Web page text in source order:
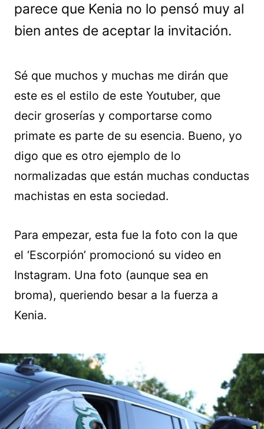
parece que Kenia no lo pensó muy al
bien antes de aceptar la invitación.
Sé que muchos y muchas me dirán que
este es el estilo de este Youtuber, que
decir groserías y comportarse como
primate es parte de su esencia. Bueno, yo
digo que es otro ejemplo de lo
normalizadas que están muchas conductas
machistas en esta sociedad.
Para empezar, esta fue la foto con la que
el ‘Escorpión’ promocionó su video en
Instagram. Una foto (aunque sea en
broma), queriendo besar a la fuerza a
Kenia.